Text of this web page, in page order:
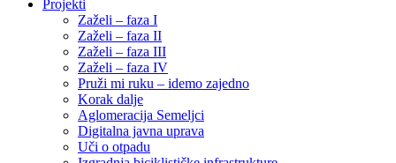
Projekti
Zaželi – faza I
Zaželi – faza II
Zaželi – faza III
Zaželi – faza IV
Pruži mi ruku – idemo zajedno
Korak dalje
Aglomeracija Semeljci
Digitalna javna uprava
Uči o otpadu